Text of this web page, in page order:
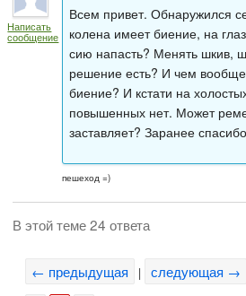
Новости
Написать
сообщение
Всем привет. Обнаружился
колена имеет биение, на
сию напасть? Менять шкив,
решение есть? И чем вообще
биение? И кстати на
повышенных нет. Может
заставляет? Заранее
пешеход =)
В этой теме 24 ответа
← предыдущая | следующая →